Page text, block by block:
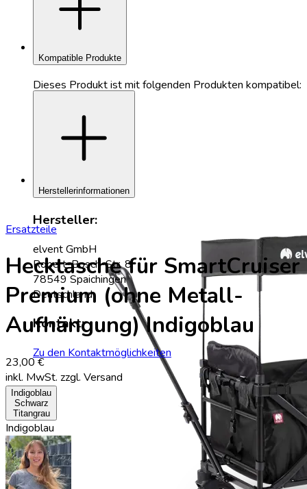
Kompatible Produkte
Dieses Produkt ist mit folgenden Produkten kompatibel:
add
Herstellerinformationen
Hersteller:
elvent GmbH
Robert-Bosch-Str. 8
78549 Spaichingen
Deutschland
Kontakt:
Zu den Kontaktmöglichkeiten
Ersatzteile
Hecktasche für SmartCruiser
Premium (ohne Metall-
Aufhängung) Indigoblau
23,00 €
inkl. MwSt. zzgl. Versand
Indigoblau
Schwarz
Titangrau
Indigoblau